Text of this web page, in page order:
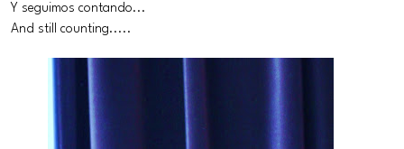
Y seguimos contando...
And still counting.....